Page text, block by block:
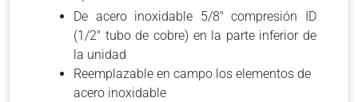
De acero inoxidable 5/8″ compresión ID
(1/2″ tubo de cobre) en la parte inferior de
la unidad
Reemplazable en campo los elementos de
acero inoxidable